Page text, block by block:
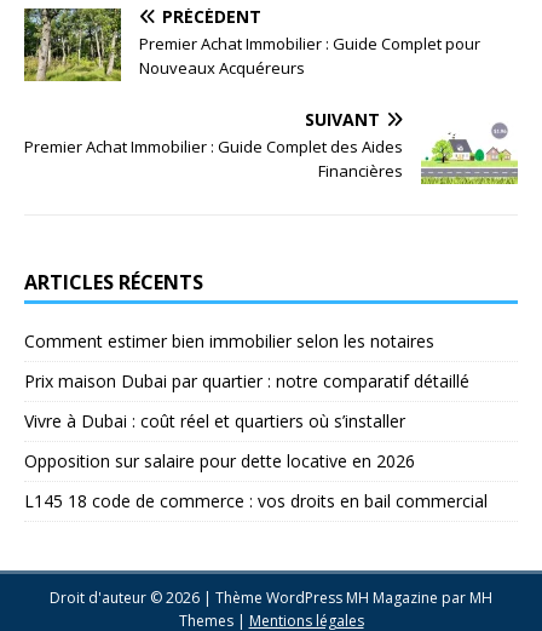
PRÉCÉDENT
Premier Achat Immobilier : Guide Complet pour
Nouveaux Acquéreurs
SUIVANT
Premier Achat Immobilier : Guide Complet des Aides
Financières
ARTICLES RÉCENTS
Comment estimer bien immobilier selon les notaires
Prix maison Dubai par quartier : notre comparatif détaillé
Vivre à Dubai : coût réel et quartiers où s’installer
Opposition sur salaire pour dette locative en 2026
L145 18 code de commerce : vos droits en bail commercial
Droit d'auteur © 2026 | Thème WordPress MH Magazine par MH
Themes | Mentions légales